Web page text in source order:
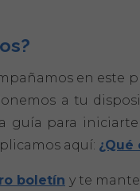
en este
a tu
guía para
aquí: ¿Qué
boletín y te